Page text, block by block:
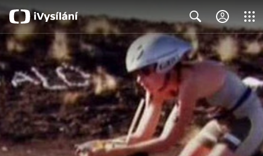
Search Close